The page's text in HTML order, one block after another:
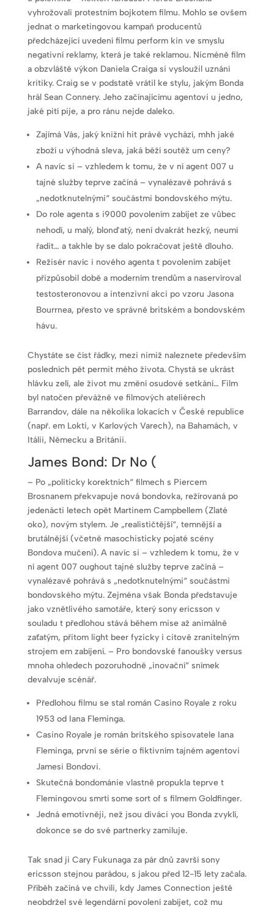
vyhrožovali protestním bojkotem filmu. Mohlo se ovšem
jednat o marketingovou kampaň producentů
předcházející uvedení filmu perform kin ve smyslu
negativní reklamy, která je také reklamou. Nicméně film
a obzvláště výkon Daniela Craiga si vysloužil uznání
kritiky. Craig se v podstatě vrátil ke stylu, jakým Bonda
hrál Sean Connery. Jeho začínajícímu agentovi u jedno,
jaké pití pije, a pro ránu nejde daleko.
Zajímá Vás, jaký knižní hit právě vychází, mhh jaké
zboží u výhodná sleva, jaká běží soutěž um ceny?
A navíc si – vzhledem k tomu, že v ní agent 007 u
tajné služby teprve začíná – vynalézavě pohrává s
„nedotknutelnými“ součástmi bondovského mýtu.
Do role agenta s i9000 povolením zabíjet ze vůbec
nehodí, u malý, blonďatý, není dvakrát hezký, neumí
řadit… a takhle by se dalo pokračovat ještě dlouho.
Režisér navíc i nového agenta t povolením zabíjet
přizpůsobil době a moderním trendům a naservíroval
testosteronovou a intenzivní akci po vzoru Jasona
Bourrnea, přesto ve správně britském a bondovském
hávu.
Chystáte se číst řádky, mezi nimiž naleznete především
posledních pět permit mého života. Chystá se ukrást
hlávku zelí, ale život mu změní osudové setkání… Film
byl natočen převážně ve filmových ateliérech
Barrandov, dále na několika lokacích v České republice
(např. em Lokti, v Karlových Varech), na Bahamách, v
Itálii, Německu a Británii.
James Bond: Dr No (
– Po „politicky korektních“ filmech s Piercem
Brosnanem překvapuje nová bondovka, režírovaná po
jedenácti letech opět Martinem Campbellem (Zlaté
oko), novým stylem. Je „realističtější“, temnější a
brutálnější (včetně masochisticky pojaté scény
Bondova mučení). A navíc si – vzhledem k tomu, že v
ní agent 007 oughout tajné služby teprve začíná –
vynalézavě pohrává s „nedotknutelnými“ součástmi
bondovského mýtu. Zejména však Bonda představuje
jako vznětlivého samotáře, který sony ericsson v
souladu t předlohou stává během mise až animálně
zaťatým, přitom light beer fyzicky i citově zranitelným
strojem em zabíjení. – Pro bondovské fanoušky versus
mnoha ohledech pozoruhodně „inovační“ snímek
devalvuje scénář.
Předlohou filmu se stal román Casino Royale z roku
1953 od Iana Fleminga.
Casino Royale je román britského spisovatele Iana
Fleminga, první se série o fiktivním tajném agentovi
Jamesi Bondovi.
Skutečná bondománie vlastně propukla teprve t
Flemingovou smrtí some sort of s filmem Goldfinger.
Jedná emotivněji, než jsou diváci you Bonda zvyklí,
dokonce se do své partnerky zamiluje.
Tak snad ji Cary Fukunaga za pár dnů završí sony
ericsson stejnou parádou, s jakou před 12-15 lety začala.
Příběh začíná ve chvíli, kdy James Connection ještě
neobdržel své legendární povolení zabíjet, což mu